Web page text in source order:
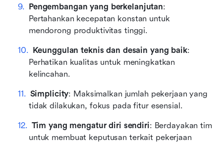
Pengembangan yang berkelanjutan:
Pertahankan kecepatan konstan untuk
mendorong produktivitas tinggi.
Keunggulan teknis dan desain yang baik:
Perhatikan kualitas untuk meningkatkan
kelincahan.
Simplicity: Maksimalkan jumlah pekerjaan yang
tidak dilakukan, fokus pada fitur esensial.
Tim yang mengatur diri sendiri: Berdayakan tim
untuk membuat keputusan terkait pekerjaan